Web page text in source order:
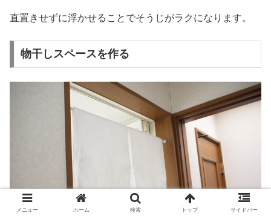
直置きせずに浮かせることでそうじがラクになります。
物干しスペースを作る
メニュー ホーム 検索 トップ サイドバー